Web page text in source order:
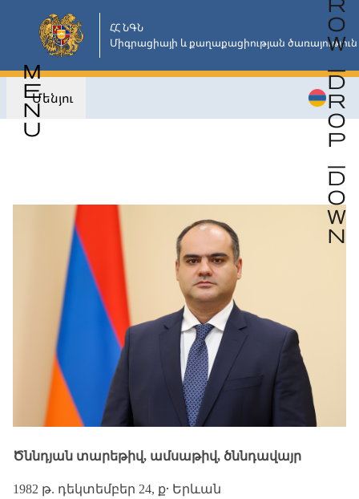
հիմնական
բովանդակությանը
ՀՀ ՆԳՆ
Միգրացիայի և քաղաքացիության ծառայություն
Մենյու
Ծննդյան տարեթիվ, ամսաթիվ, ծննդավայր
1982 թ. դեկտեմբեր 24, ք․ Երևան